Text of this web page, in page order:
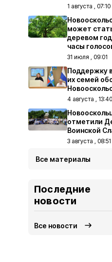
1 августа , 07:10
может
деревом
часы
31 июля , 09:01
Поддержку
их семей
4 августа , 13:40
отметили
Воинской
3 августа , 08:51
Все материалы
Последние
новости
Все новости